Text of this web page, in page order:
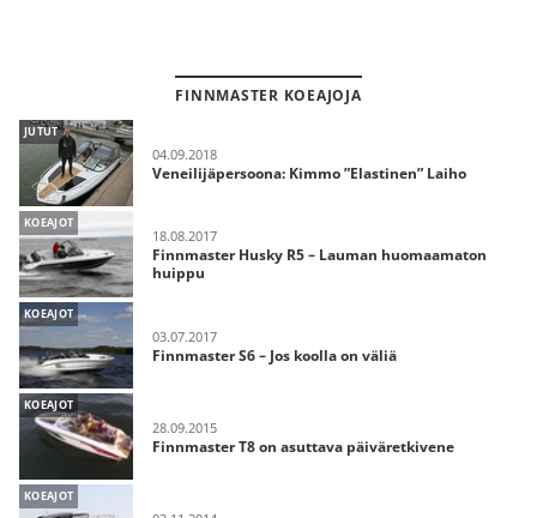
FINNMASTER KOEAJOJA
JUTUT
04.09.2018
Veneilijäpersoona: Kimmo ”Elastinen” Laiho
KOEAJOT
18.08.2017
Finnmaster Husky R5 – Lauman huomaamaton
huippu
KOEAJOT
03.07.2017
Finnmaster S6 – Jos koolla on väliä
KOEAJOT
28.09.2015
Finnmaster T8 on asuttava päiväretkivene
KOEAJOT